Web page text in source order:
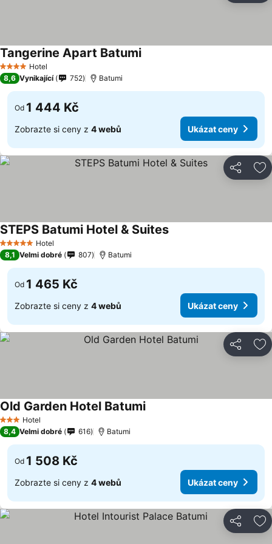
4 Počet hvězdiček
Hotel
Tangerine Apart Batumi
8,6 Vynikající 752 Batumi
Od 1 444 Kč
Zobrazte si ceny z 4 webů Ukázat ceny
Sdílet
5 Počet hvězdiček
Hotel
STEPS Batumi Hotel & Suites
8,1 Velmi dobré 807 Batumi
Od 1 465 Kč
Zobrazte si ceny z 4 webů Ukázat ceny
Sdílet
3 Počet hvězdiček
Hotel
Old Garden Hotel Batumi
8,4 Velmi dobré 616 Batumi
Od 1 508 Kč
Zobrazte si ceny z 4 webů Ukázat ceny
Sdílet